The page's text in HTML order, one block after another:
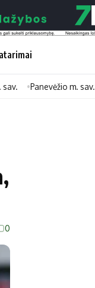
rajono
miesto
rajono
sav. Panevėžio m. sav.
0